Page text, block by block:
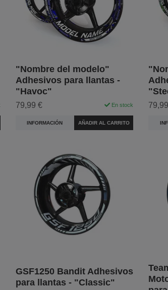
"Nombre del modelo"
Adhesivos para llantas -
"Havoc"
79,99 € En stock
INFORMACIÓN AÑADIR AL CARRITO
GSF1250 Bandit Adhesivos
para llantas - "Classic"